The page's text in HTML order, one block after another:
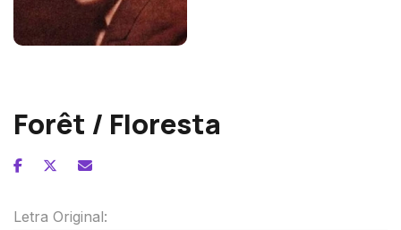
Forêt / Floresta
Letra Original: